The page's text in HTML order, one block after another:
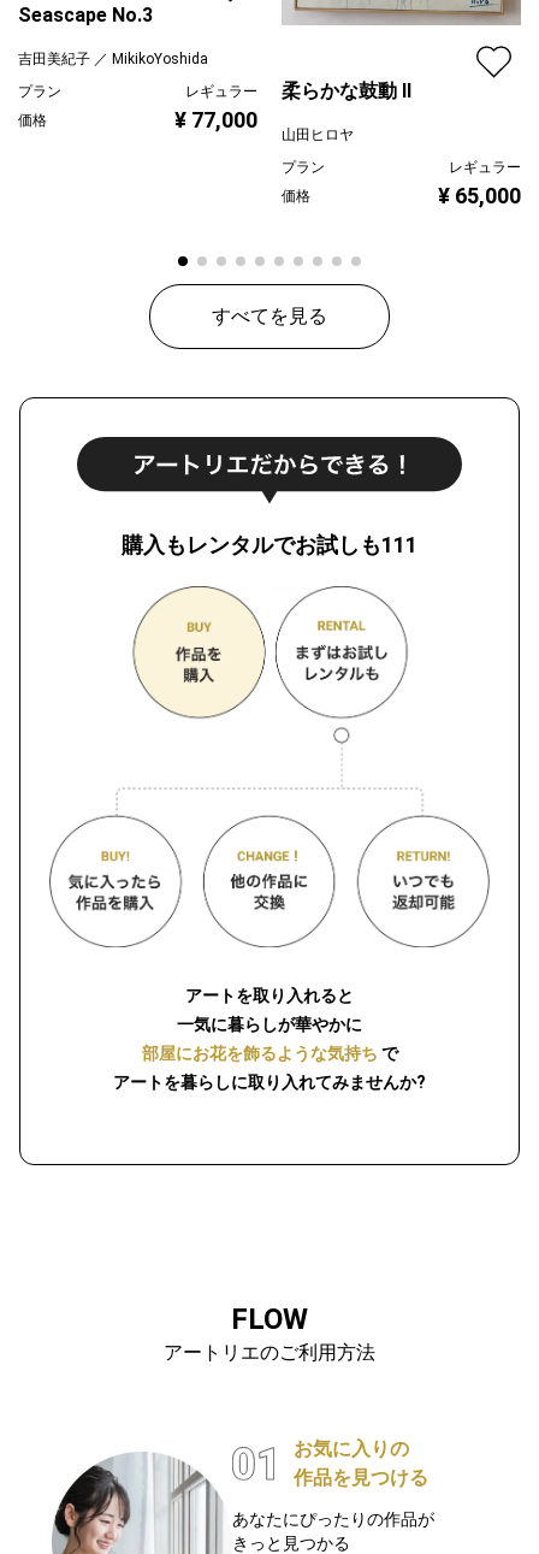
Seascape No.3
吉田美紀子 ／ MikikoYoshida
プラン
レギュラー
価格
¥ 77,000
柔らかな鼓動 Ⅱ
山田ヒロヤ
プラン
レギュラー
価格
¥ 65,000
すべてを見る
購入もレンタルでお試しも111
アートを取り入れると
一気に暮らしが華やかに
部屋にお花を飾るような気持ち で
アートを暮らしに取り入れてみませんか?
FLOW
アートリエのご利用方法
お気に入りの
作品を見つける
あなたにぴったりの作品が
きっと見つかる